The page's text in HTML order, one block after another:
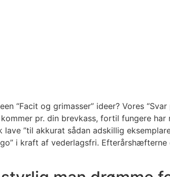
“Facit og grimasser” ideer? Vores
pr. din brevkass, fortil fungere
”til akkurat sådan adskillig
i kraft af vederlagsfri.